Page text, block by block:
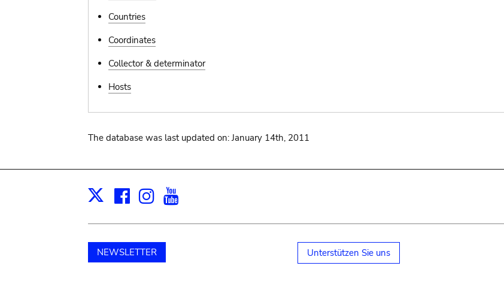
Countries
Coordinates
Collector & determinator
Hosts
The database was last updated on: January 14th, 2011
X Facebook
Instagram
NEWSLETTER Unterstützen Sie uns